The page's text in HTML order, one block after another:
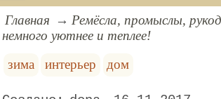
Главная Ремёсла, промыслы,
немного уютнее и теплее!
зима
интерьер дом